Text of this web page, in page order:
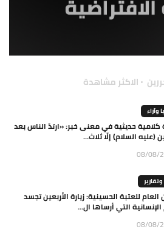
الاكثر مشاهدة
وآراء
كلامية حديثية في معنى خبر: «ارتدّ الناس بعد
(عليه السلام) إلّا ثلاث...
08/08/
وتقارير
العام للعتبة الحسينية: زيارة الأربعين تجسد
التي أرساها ال...
08/08/